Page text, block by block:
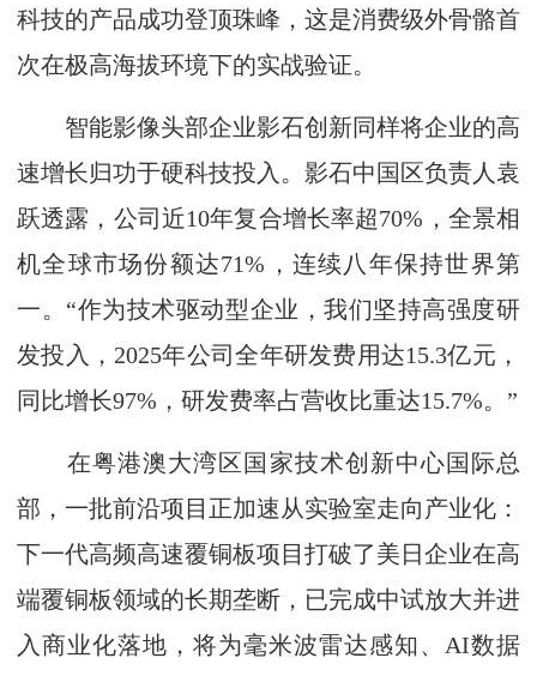
科技的产品成功登顶珠峰，这是消费级外骨骼首
次在极高海拔环境下的实战验证。
智能影像头部企业影石创新同样将企业的高
速增长归功于硬科技投入。影石中国区负责人袁
跃透露，公司近10年复合增长率超70%，全景相
机全球市场份额达71%，连续八年保持世界第
一。“作为技术驱动型企业，我们坚持高强度研
发投入，2025年公司全年研发费用达15.3亿元，
同比增长97%，研发费率占营收比重达15.7%。”
在粤港澳大湾区国家技术创新中心国际总
部，一批前沿项目正加速从实验室走向产业化：
下一代高频高速覆铜板项目打破了美日企业在高
端覆铜板领域的长期垄断，已完成中试放大并进
入商业化落地，将为毫米波雷达感知、AI数据